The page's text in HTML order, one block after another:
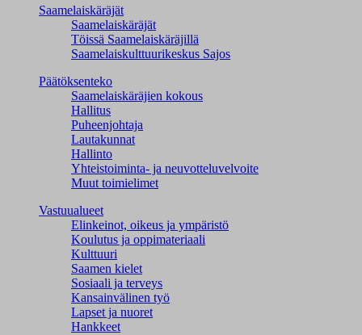
Saamelaiskäräjät
Saamelaiskäräjät
Töissä Saamelaiskäräjillä
Saamelaiskulttuuri­keskus Sajos
Päätöksenteko
Saamelaiskäräjien kokous
Hallitus
Puheenjohtaja
Lautakunnat
Hallinto
Yhteistoiminta- ja neuvotteluvelvoite
Muut toimielimet
Vastuualueet
Elinkeinot, oikeus ja ympäristö
Koulutus ja oppimateriaali
Kulttuuri
Saamen kielet
Sosiaali ja terveys
Kansainvälinen työ
Lapset ja nuoret
Hankkeet